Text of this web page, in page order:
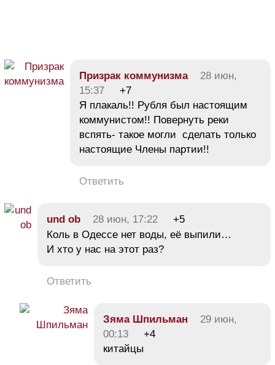
Призрак коммунизма
28 июн,
15:37
+7
Я плакаль!! Рубля был настоящим
коммунистом!! Повернуть реки
вспять- такое могли сделать только
настоящие Члены партии!!
Ответить
und ob 28 июн, 17:22
+5
Коль в Одессе нет воды, её выпили…
И хто у нас на этот раз?
Ответить
Зяма Шпильман
29 июн,
00:13
+4
китайцы